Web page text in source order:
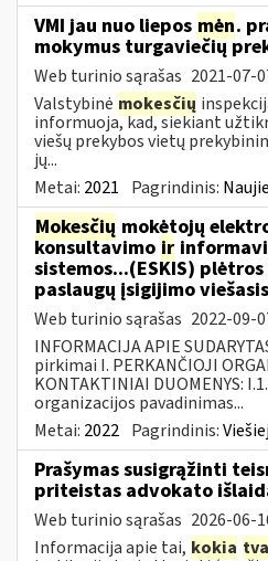
VMI jau nuo liepos mėn.
mokymus turgaviečių
Web turinio sąrašas 2021-07-
Valstybinė mokesčių
informuoja, kad, siekiant
viešų prekybos vietų
jų...
Metai: 2021 Pagrindinis:
Mokesčių mokėtojų
konsultavimo ir
sistemos...(ESKIS) plėtros
paslaugų įsigijimo
Web turinio sąrašas 2022-09-
INFORMACIJA APIE
pirkimai I. PERKANČIOJI
KONTAKTINIAI DUOMENYS:
organizacijos pavadinimas...
Metai: 2022 Pagrindinis:
Prašymas susigrąžinti
priteistas advokato
Web turinio sąrašas 2026-06-
Informacija apie tai, kokia